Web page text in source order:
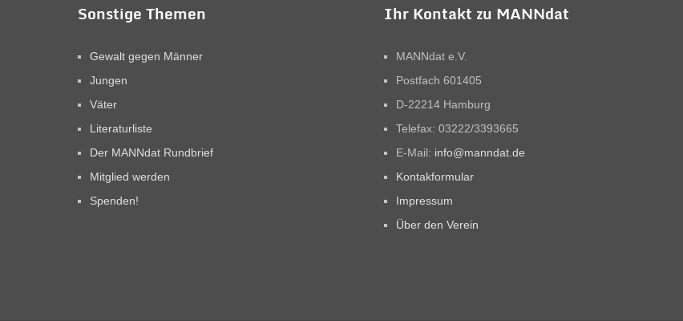
Sonstige Themen
Gewalt gegen Männer
Jungen
Väter
Literaturliste
Der MANNdat Rundbrief
Mitglied werden
Spenden!
Ihr Kontakt zu MANNdat
MANNdat e.V.
Postfach 601405
D-22214 Hamburg
Telefax: 03222/3393665
E-Mail: info@manndat.de
Kontakformular
Impressum
Über den Verein